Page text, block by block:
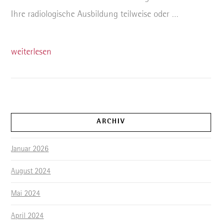
Ihre radiologische Ausbildung teilweise oder …
weiterlesen
ARCHIV
Januar 2026
August 2024
Mai 2024
April 2024